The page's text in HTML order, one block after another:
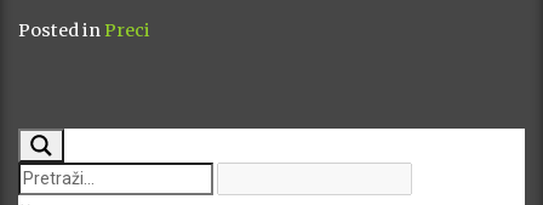
Posted in Preci